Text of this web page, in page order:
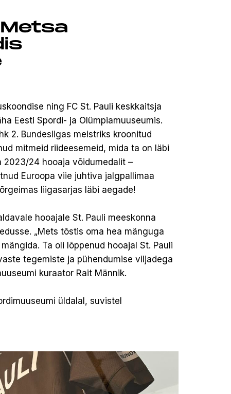
ning FC St. Pauli keskkaitsja
Eesti Spordi- ja Olümpiamuuseumis.
2. Bundesligas meistriks kroonitud
mitmeid riideesemeid, mida ta on läbi
2023/24 hooaja võidumedalit –
Euroopa viie juhtiva jalgpallimaa
liigasarjas läbi aegade!
hooajale St. Pauli meeskonna
„Mets tõstis oma hea mänguga
Ta oli lõppenud hooajal St. Pauli
tegemiste ja pühendumise viljadega
kuraator Rait Männik.
üldalal, suvistel